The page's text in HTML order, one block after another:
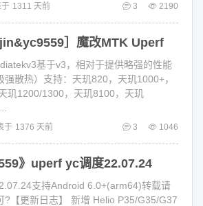
1311 天前 3 2190
］魔改MTK Uperf
基于v3，相对于提供略强的性能
强散热）支持：天玑820，天玑1000+，
玑1200/1300，天玑8100，天玑
于 1376 天前 3 1046
》uperf yc调度22.07.24
支持Android 6.0+(arm64)转载请
?【更新日志】 新增 Helio P35/G35/G37